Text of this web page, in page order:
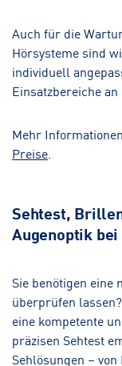
Auch für die
Hörsysteme sind
individuell
Einsatzbereiche
Mehr
Preise
Sehtest,
Augenoptik
Sie benötigen
überprüfen
eine kompetente
präzisen Sehtest
Sehlösungen –